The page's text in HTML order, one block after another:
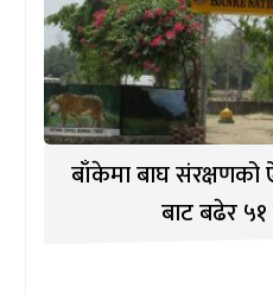
बाँकेमा बाघ
बाट बढेर